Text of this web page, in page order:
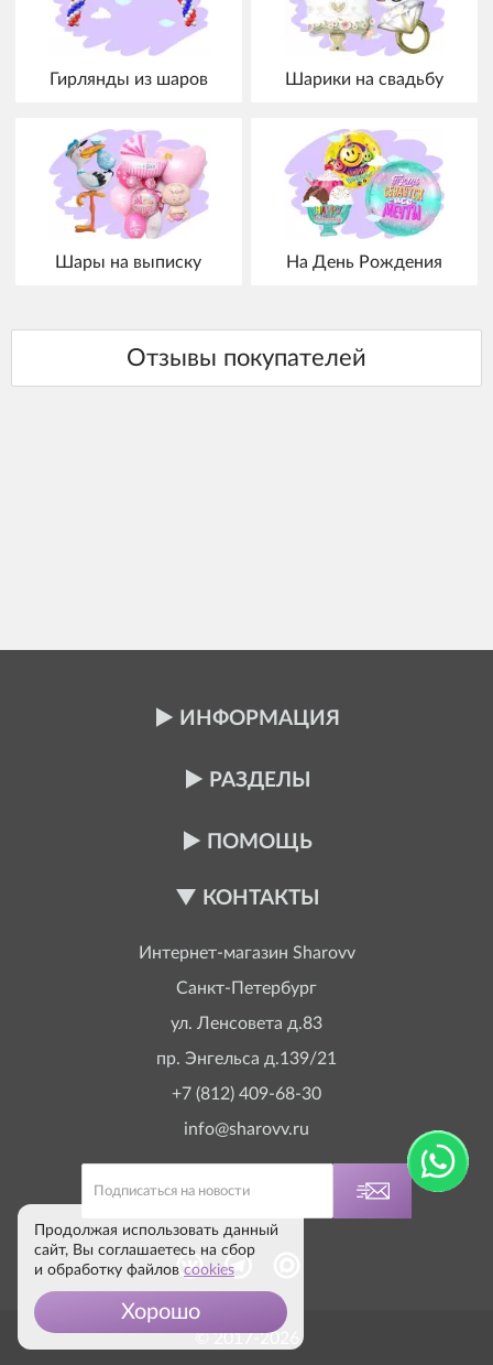
Гирлянды из шаров Шарики на свадьбу
Шары на выписку На День Рождения
ИНФОРМАЦИЯ
РАЗДЕЛЫ
ПОМОЩЬ
КОНТАКТЫ
Интернет-магазин Sharovv
Санкт-Петербург
ул. Ленсовета д.83
пр. Энгельса д.139/21
+7 (812) 409-68-30
info@sharovv.ru
© 2017-2026
Продолжая использовать данный
сайт, Вы соглашаетесь на сбор
и обработку файлов cookies
Хорошо